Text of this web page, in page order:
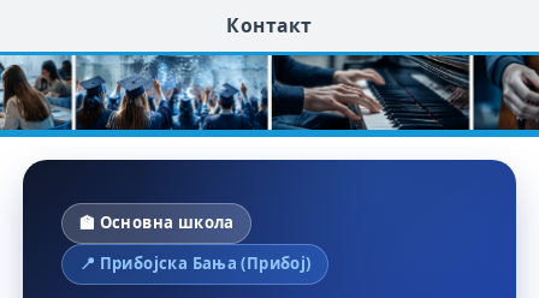
Контакт
🏫 Основна школа
📍 Прибојска Бања (Прибој)